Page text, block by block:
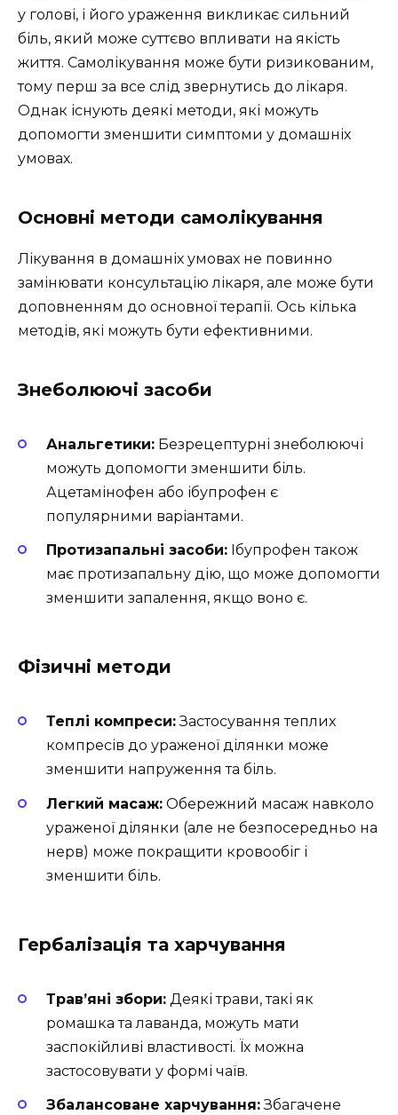
у голові, і його ураження викликає сильний
біль, який може суттєво впливати на якість
життя. Самолікування може бути ризикованим,
тому перш за все слід звернутись до лікаря.
Однак існують деякі методи, які можуть
допомогти зменшити симптоми у домашніх
умовах.
Основні методи самолікування
Лікування в домашніх умовах не повинно
замінювати консультацію лікаря, але може бути
доповненням до основної терапії. Ось кілька
методів, які можуть бути ефективними.
Знеболюючі засоби
Анальгетики: Безрецептурні знеболюючі
можуть допомогти зменшити біль.
Ацетамінофен або ібупрофен є
популярними варіантами.
Протизапальні засоби: Ібупрофен також
має протизапальну дію, що може допомогти
зменшити запалення, якщо воно є.
Фізичні методи
Теплі компреси:Застосування теплих
компресів до ураженої ділянки може
зменшити напруження та біль.
Легкий масаж: Обережний масаж навколо
ураженої ділянки (але не безпосередньо на
нерв) може покращити кровообіг і
зменшити біль.
Гербалізація та харчування
Трав’яні збори: Деякі трави, такі як
ромашка та лаванда, можуть мати
заспокійливі властивості. Їх можна
застосовувати у формі чаїв.
Збалансоване харчування:Збагачене